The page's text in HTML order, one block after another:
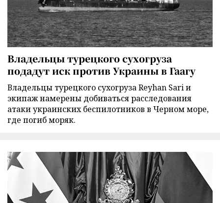
Владельцы турецкого сухогруза
подадут иск против Украины в Гаагу
Владельцы турецкого сухогруза Reyhan Sari и
экипаж намерены добиваться расследования
атаки украинских беспилотников в Черном море,
где погиб моряк.